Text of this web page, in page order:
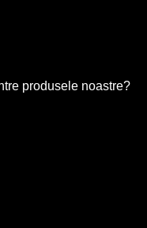
produsele noastre?